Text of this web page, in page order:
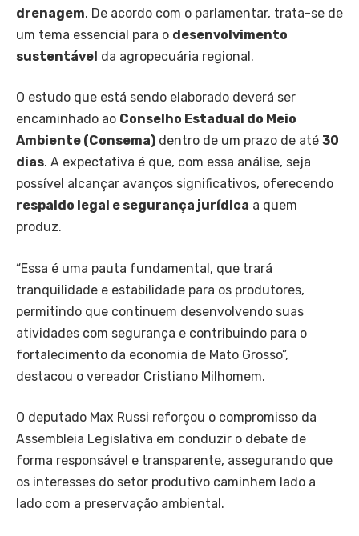
drenagem. De acordo com o parlamentar, trata-se de
um tema essencial para o desenvolvimento
sustentável da agropecuária regional.
O estudo que está sendo elaborado deverá ser
encaminhado ao Conselho Estadual do Meio
Ambiente (Consema) dentro de um prazo de até 30
dias. A expectativa é que, com essa análise, seja
possível alcançar avanços significativos, oferecendo
respaldo legal e segurança jurídica a quem
produz.
“Essa é uma pauta fundamental, que trará
tranquilidade e estabilidade para os produtores,
permitindo que continuem desenvolvendo suas
atividades com segurança e contribuindo para o
fortalecimento da economia de Mato Grosso”,
destacou o vereador Cristiano Milhomem.
O deputado Max Russi reforçou o compromisso da
Assembleia Legislativa em conduzir o debate de
forma responsável e transparente, assegurando que
os interesses do setor produtivo caminhem lado a
lado com a preservação ambiental.